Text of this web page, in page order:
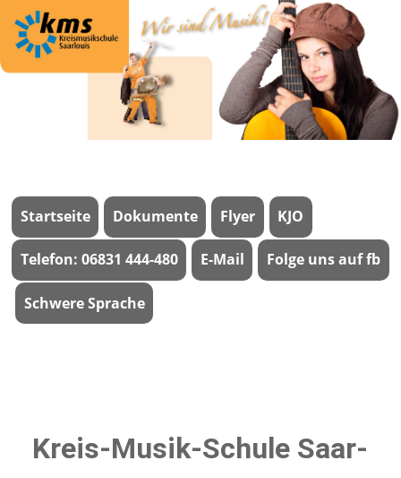
Startseite Dokumente Flyer KJO
Telefon: 06831 444-480 E-Mail Folge uns auf fb
Schwere Sprache
Kreis-Musik-Schule Saar-